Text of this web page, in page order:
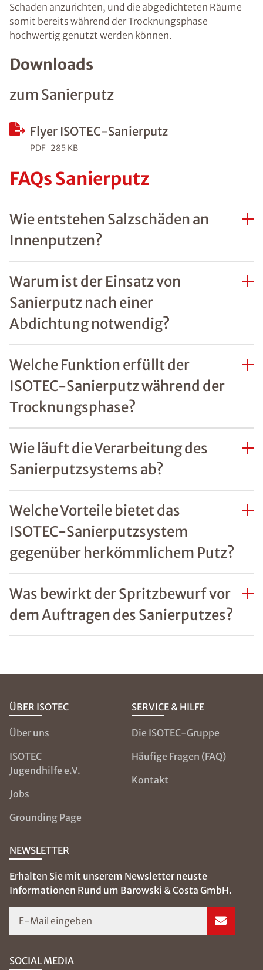
Schaden anzurichten, und die abgedichteten Räume
somit bereits während der Trocknungsphase
hochwertig genutzt werden können.
Downloads
zum Sanierputz
Flyer ISOTEC-Sanierputz
PDF 285 KB
FAQs Sanierputz
Wie entstehen Salzschäden an
Innenputzen?
Warum ist der Einsatz von
Sanierputz nach einer
Abdichtung notwendig?
Welche Funktion erfüllt der
ISOTEC-Sanierputz während der
Trocknungsphase?
Wie läuft die Verarbeitung des
Sanierputzsystems ab?
Welche Vorteile bietet das
ISOTEC-Sanierputzsystem
gegenüber herkömmlichem Putz?
Was bewirkt der Spritzbewurf vor
dem Auftragen des Sanierputzes?
ÜBER ISOTEC
Über uns
ISOTEC
Jugendhilfe e.V.
Jobs
Grounding Page
SERVICE & HILFE
Die ISOTEC-Gruppe
Häufige Fragen (FAQ)
Kontakt
NEWSLETTER
Erhalten Sie mit unserem Newsletter neuste
Informationen Rund um Barowski & Costa GmbH.
E-Mail eingeben
SOCIAL MEDIA